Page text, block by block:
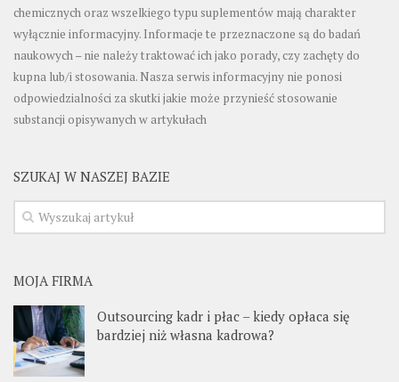
chemicznych oraz wszelkiego typu suplementów mają charakter
wyłącznie informacyjny. Informacje te przeznaczone są do badań
naukowych – nie należy traktować ich jako porady, czy zachęty do
kupna lub/i stosowania. Nasza serwis informacyjny nie ponosi
odpowiedzialności za skutki jakie może przynieść stosowanie
substancji opisywanych w artykułach
SZUKAJ W NASZEJ BAZIE
MOJA FIRMA
Outsourcing kadr i płac – kiedy opłaca się
bardziej niż własna kadrowa?